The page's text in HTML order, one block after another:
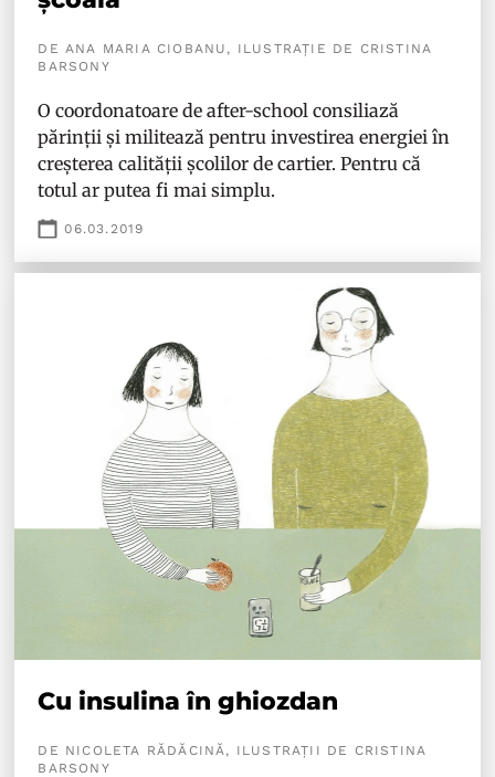
DE ANA MARIA CIOBANU, ILUSTRAȚIE DE CRISTINA
BARSONY
O coordonatoare de after-school consiliază
părinții și militează pentru investirea energiei în
creșterea calității școlilor de cartier. Pentru că
totul ar putea fi mai simplu.
06.03.2019
Cu insulina în ghiozdan
DE NICOLETA RĂDĂCINĂ, ILUSTRAȚII DE CRISTINA
BARSONY